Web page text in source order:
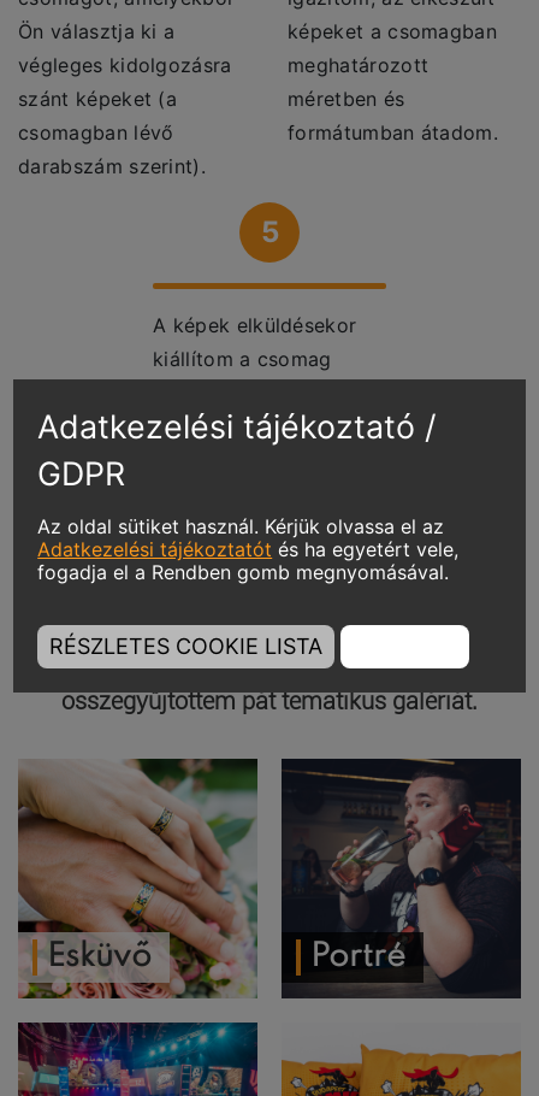
Ön választja ki a
végleges kidolgozásra
szánt képeket (a
csomagban lévő
darabszám szerint).
képeket a csomagban
meghatározott
méretben és
formátumban átadom.
5
A képek elküldésekor
kiállítom a csomag
extra kéréseket
Minden ami fotó, nem csak
ingatlan!
Nem csak lakásokat fotózok, hanem sok egyéb
területen is dolgozom, alábbiakban
összegyűjtöttem pát tematikus galériát.
Esküvő Portré
Adatkezelési tájékoztató /
GDPR
Az oldal sütiket használ. Kérjük olvassa el az
Adatkezelési tájékoztatót és ha egyetért vele,
fogadja el a Rendben gomb megnyomásával.
RÉSZLETES COOKIE LISTA